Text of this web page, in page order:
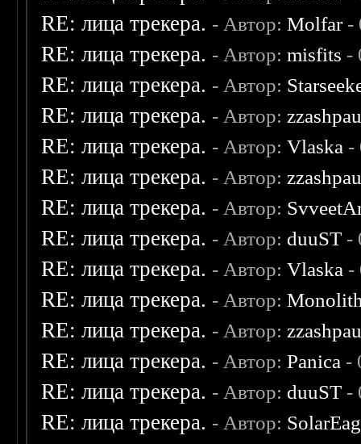
RE: лица трекера. - Автор:Molfar-
RE: лица трекера. - Автор:misfits -
RE: лица трекера. - Автор:
RE: лица трекера. - Автор:
RE: лица трекера. - Автор:Vlaska -
RE: лица трекера. - Автор:
RE: лица трекера. - Автор:
RE: лица трекера. - Автор: duuST -
RE: лица трекера. - Автор:Vlaska -
RE: лица трекера. - Автор:
RE: лица трекера. - Автор:
RE: лица трекера. - Автор:Panica -
RE: лица трекера. - Автор: duuST -
RE: лица трекера. - Автор: